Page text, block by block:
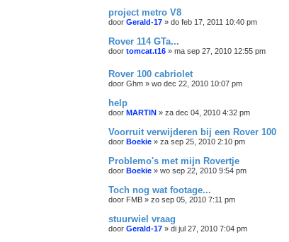
project metro V8
door Gerald-17 » do feb 17, 2011 10:40 pm
Rover 114 GTa...
door tomcat.t16 » ma sep 27, 2010 12:55 pm
Rover 100 cabriolet
door Ghm » wo dec 22, 2010 10:07 pm
help
door MARTIN » za dec 04, 2010 4:32 pm
Voorruit verwijderen bij een Rover 100
door Boekie » za sep 25, 2010 2:10 pm
Problemo's met mijn Rovertje
door Boekie » wo sep 22, 2010 9:54 pm
Toch nog wat footage...
door FMB » zo sep 05, 2010 7:11 pm
stuurwiel vraag
door Gerald-17 » di jul 27, 2010 7:04 pm